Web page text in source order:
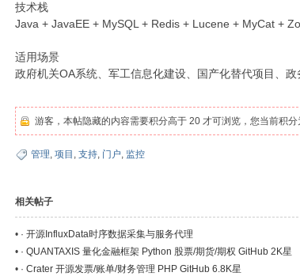
技术栈
Java + JavaEE + MySQL + Redis + Lucene + MyCat +
适用场景
政府机关OA系统、军工信息化建设、国产化替代项目、
游客，本帖隐藏的内容需要积分高于 20 才可浏览，您当前积分
管理, 项目 , 支持, 门户, 监控
相关帖子
• · 开源InfluxData时序数据采集与服务代理
• · QUANTAXIS 量化金融框架 Python 股票/期货/期权 GitHub 2K星
• · Crater 开源发票/账单/财务管理 PHP GitHub 6.8K星